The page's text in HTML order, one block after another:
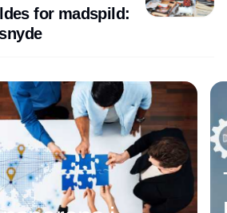
for madspild: